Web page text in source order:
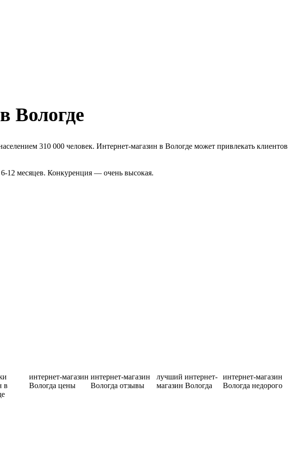
Вологде
310 000 человек. Интернет-магазин в Вологде может привлекать клиентов
12 месяцев. Конкуренция — очень высокая.
в
интернет-магазин
Вологда цены
интернет-магазин
Вологда отзывы
лучший интернет-
магазин Вологда
интернет-магазин
Вологда недорого